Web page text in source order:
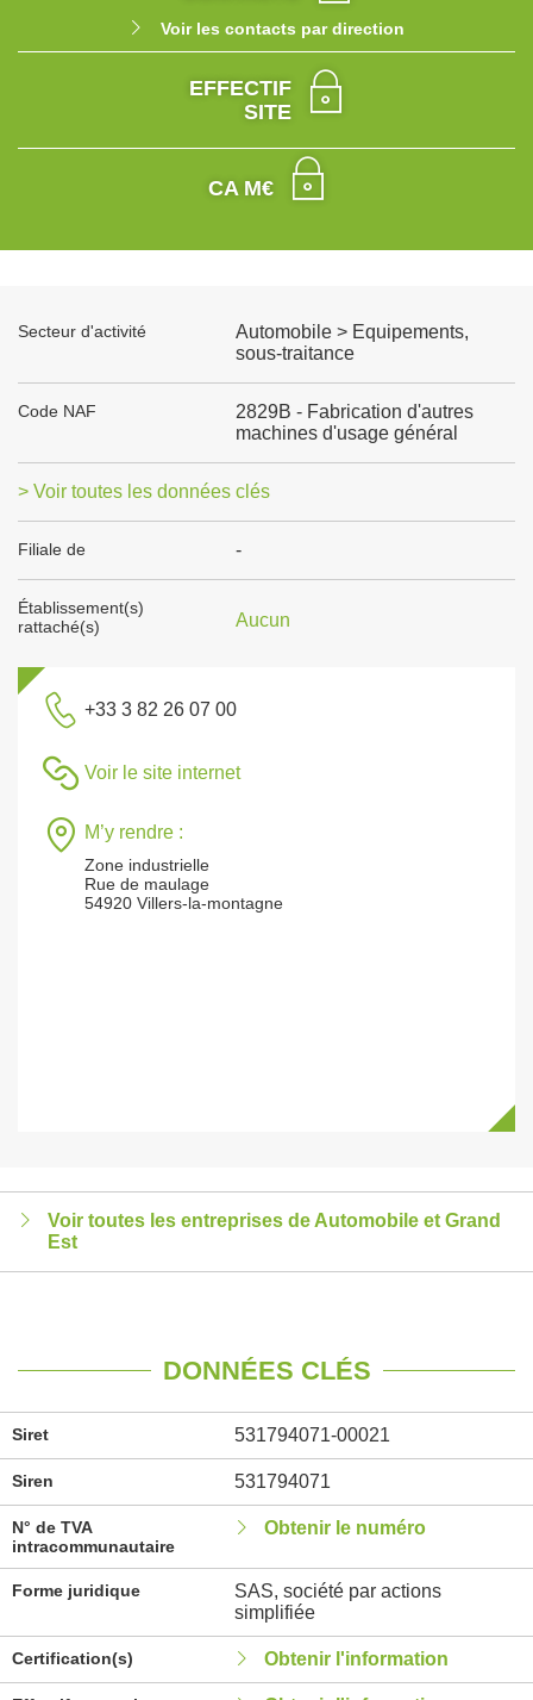
Voir les contacts par direction
EFFECTIF
SITE
CA M€
Secteur d'activité
Automobile > Equipements,
sous-traitance
Code NAF
2829B - Fabrication d'autres
machines d'usage général
> Voir toutes les données clés
Filiale de -
Établissement(s)
rattaché(s)
Aucun
+33 3 82 26 07 00
Voir le site internet
M’y rendre :
Zone industrielle
Rue de maulage
54920 Villers-la-montagne
Voir toutes les entreprises de Automobile et Grand
Est
DONNÉES CLÉS
Siret 531794071-00021
Siren 531794071
N° de TVA
intracommunautaire
Obtenir le numéro
Forme juridique
SAS, société par actions
simplifiée
Certification(s) Obtenir l'information